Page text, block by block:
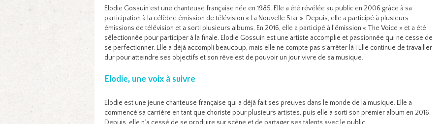
Elodie Gossuin est une chanteuse française née en 1985. Elle a été révélée au public en 2006 grâce à sa
participation à la célèbre émission de télévision « La Nouvelle Star ». Depuis, elle a participé à plusieurs
émissions de télévision et a sorti plusieurs albums. En 2016, elle a participé à l’émission « The Voice » et a été
sélectionnée pour participer à la finale. Elodie Gossuin est une artiste accomplie et passionnée qui ne cesse de
se perfectionner. Elle a déjà accompli beaucoup, mais elle ne compte pas s’arrêter là ! Elle continue de travailler
dur pour atteindre ses objectifs et son rêve est de pouvoir un jour vivre de sa musique.
Elodie, une voix à suivre
Elodie est une jeune chanteuse française qui a déjà fait ses preuves dans le monde de la musique. Elle a
commencé sa carrière en tant que choriste pour plusieurs artistes, puis elle a sorti son premier album en 2016.